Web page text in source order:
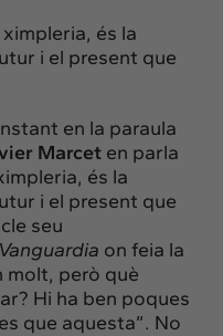
és la
i el present que
en la paraula
Marcet en parla
és la
i el present que
seu
on feia la
molt, però què
Hi ha ben poques
que aquesta”. No